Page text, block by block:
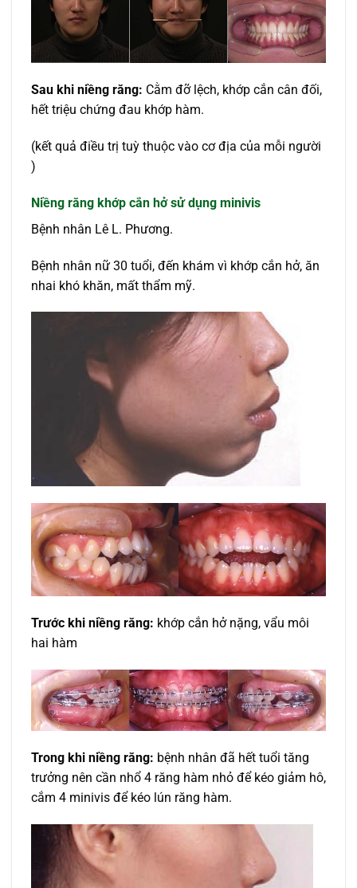
Sau khi niềng răng: Cằm đỡ lệch, khớp cắn cân đối,
hết triệu chứng đau khớp hàm.
(kết quả điều trị tuỳ thuộc vào cơ địa của mỗi người
)
Niềng răng khớp cắn hở sử dụng minivis
Bệnh nhân Lê L. Phương.
Bệnh nhân nữ 30 tuổi, đến khám vì khớp cắn hở, ăn
nhai khó khăn, mất thẩm mỹ.
Trước khi niềng răng: khớp cắn hở nặng, vẩu môi
hai hàm
Trong khi niềng răng: bệnh nhân đã hết tuổi tăng
trưởng nên cần nhổ 4 răng hàm nhỏ để kéo giảm hô,
cắm 4 minivis để kéo lún răng hàm.